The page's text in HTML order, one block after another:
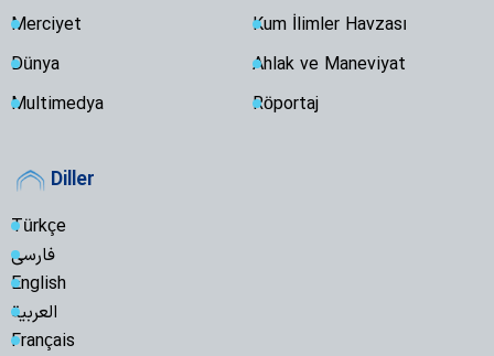
Merciyet
Kum İlimler Havzası
Dünya
Ahlak ve Maneviyat
Multimedya
Röportaj
Diller
Türkçe
فارسی
English
العربية
Français